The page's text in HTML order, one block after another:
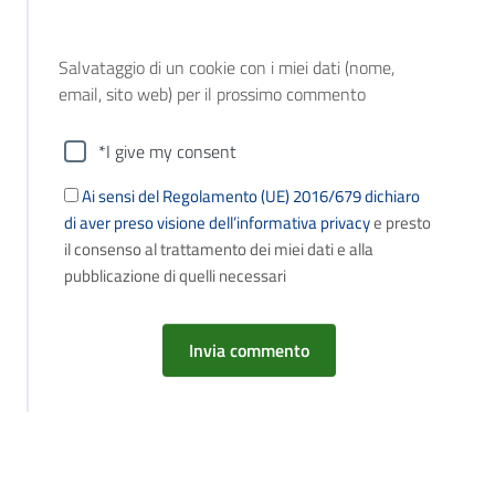
Salvataggio di un cookie con i miei dati (nome,
email, sito web) per il prossimo commento
*I give my consent
Ai sensi del Regolamento (UE) 2016/679 dichiaro
di aver preso visione dell’informativa privacye presto
il consenso al trattamento dei miei dati e alla
pubblicazione di quelli necessari